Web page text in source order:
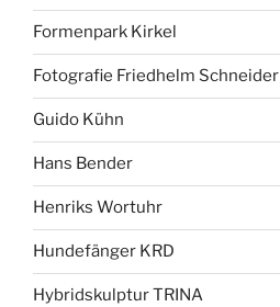
Formenpark Kirkel
Fotografie Friedhelm Schneider
Guido Kühn
Hans Bender
Henriks Wortuhr
Hundefänger KRD
Hybridskulptur TRINA